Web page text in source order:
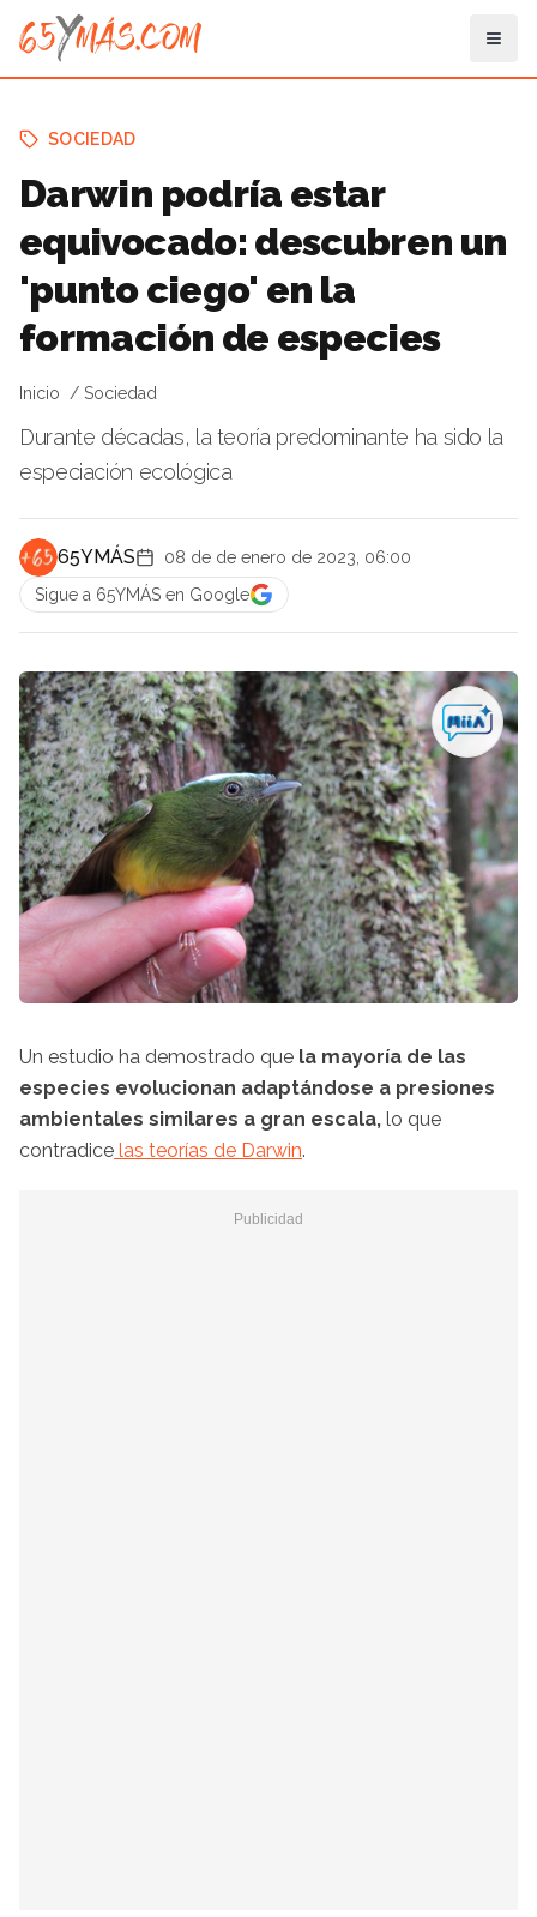
SOCIEDAD
Darwin podría estar
equivocado: descubren un
'punto ciego' en la
formación de especies
Inicio Sociedad
Durante décadas, la teoría predominante ha sido la
especiación ecológica
65YMÁS
08 de de enero de 2023, 06:00
Sigue a 65YMÁS en Google
Un estudio ha demostrado que la mayoría de las
especies evolucionan adaptándose a presiones
ambientales similares a gran escala, lo que
contradice las teorías de Darwin.